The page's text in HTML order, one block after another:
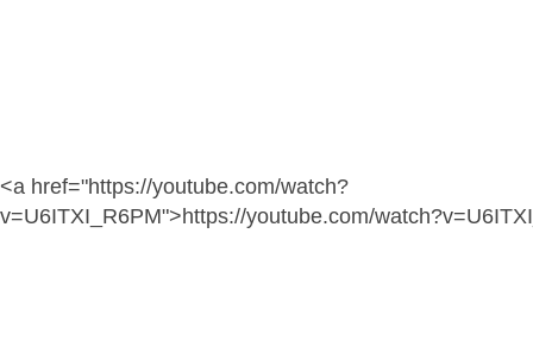
<a href="https://youtube.com/watch?
v=U6ITXI_R6PM">https://youtube.com/